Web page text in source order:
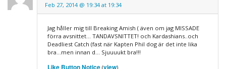
Feb 27, 2014 @ 19:34 at 19:34
Jag håller mig till Breaking Amish ( även om jag MISSADE
förra avsnittet… TANDAVSNITTET! och Kardashians..och
Deadliest Catch (fast när Kapten Phil dog är det inte lika
bra…men innan d… Sjuuuukt bra!!!
Like Button Notice(view)